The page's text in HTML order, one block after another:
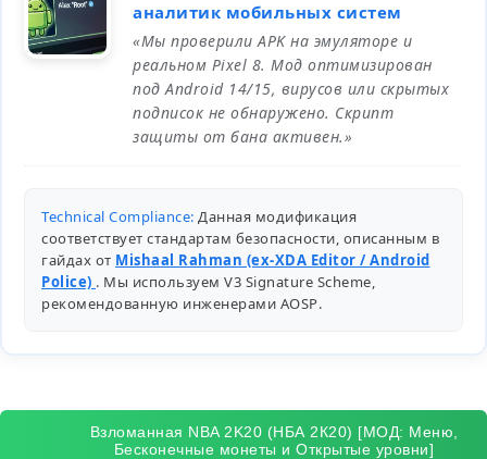
аналитик мобильных систем
«Мы проверили APK на эмуляторе и
реальном Pixel 8. Мод оптимизирован
под Android 14/15, вирусов или скрытых
подписок не обнаружено. Скрипт
защиты от бана активен.»
Technical Compliance: Данная модификация
соответствует стандартам безопасности, описанным в
гайдах от Mishaal Rahman (ex-XDA Editor / Android
Police) . Мы используем V3 Signature Scheme,
рекомендованную инженерами AOSP.
Взломанная NBA 2K20 (НБА 2К20) [МОД: Меню,
Бесконечные монеты и Открытые уровни]